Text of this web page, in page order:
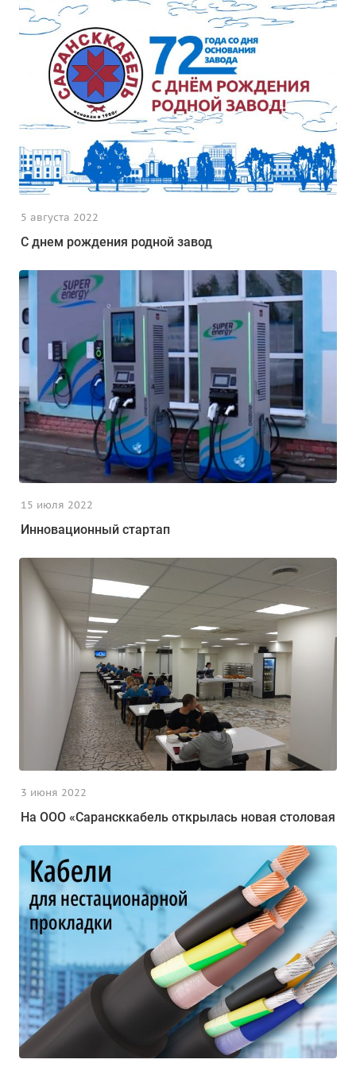
5 августа 2022
С днем рождения родной завод
15 июля 2022
Инновационный стартап
3 июня 2022
На ООО «Сарансккабель открылась новая столовая